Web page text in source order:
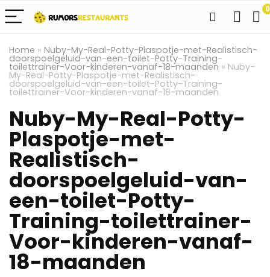
0
Home » Nuby-My-Real-Potty-Plaspotje-met-Realistisch-
doorspoelgeluid-van-een-toilet-Potty-Training-
toilettrainer-Voor-kinderen-vanaf-18-maanden » Nuby-
My-Real-Potty-Plaspotje-met-Realistisch-
doorspoelgeluid-van-een-toilet-Potty-Training-
toilettrainer-Voor-kinderen-vanaf-18-maanden
Nuby-My-Real-Potty-
Plaspotje-met-
Realistisch-
doorspoelgeluid-van-
een-toilet-Potty-
Training-toilettrainer-
Voor-kinderen-vanaf-
18-maanden